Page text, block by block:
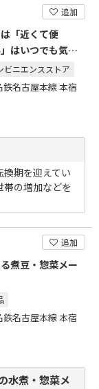
追加
「近くて便
はいつでも気軽
ろの近さ。
ビニエンスストア
名古屋本線 本宿
期を迎えてい
帯の増加などを
追加
煮豆・惣菜メー
名古屋本線 本宿
水煮・惣菜メ